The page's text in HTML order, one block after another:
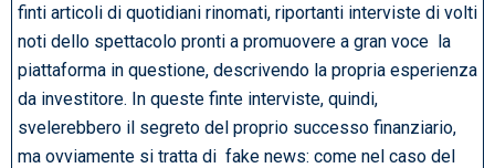
finti articoli di quotidiani rinomati, riportanti interviste di volti
noti dello spettacolo pronti a promuovere a gran voce la
piattaforma in questione, descrivendo la propria esperienza
da investitore. In queste finte interviste, quindi,
svelerebbero il segreto del proprio successo finanziario,
ma ovviamente si tratta di fake news: come nel caso del